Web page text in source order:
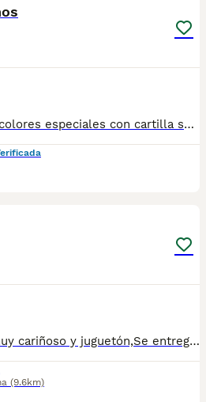
Chihuahuas toy machos colores especiales con cartilla sanitaria vacuna chip desparasitación con garantía víricas y congenitas
Machito blanco y Blue muy cariñoso y juguetón,Se entrega desparasitado vacunado y chip.Para más información escribir o llamar al 682908382
(9.6km)